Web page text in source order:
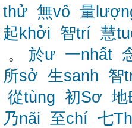
thử 無vô 量
起khởi 智trí 慧
。 於ư 一nhất
所sở 生sanh 智
從tùng 初Sơ
乃nãi 至chí 七